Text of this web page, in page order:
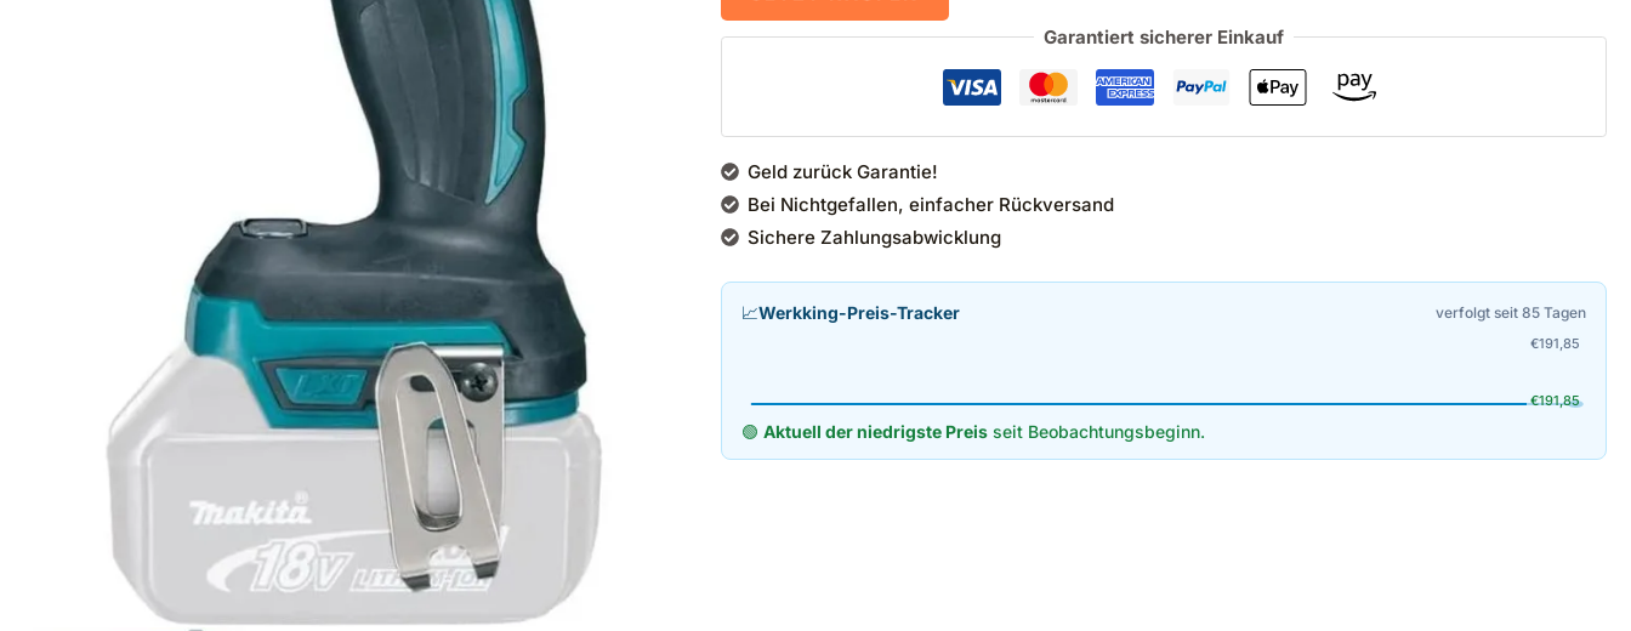
Garantiert sicherer Einkauf
Geld zurück Garantie!
Bei Nichtgefallen, einfacher Rückversand
Sichere Zahlungsabwicklung
📈Werkking-Preis-Tracker verfolgt seit 85 Tagen
€191,85
€191,85
🟢 Aktuell der niedrigste Preisseit Beobachtungsbeginn.